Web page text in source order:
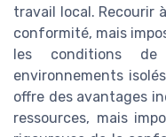
travail local. Recourir
conformité, mais
les conditions
environnements
offre des avantages
ressources, mais